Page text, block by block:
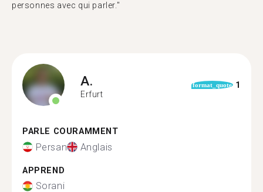
personnes avec qui parler."
A.
Erfurt
format_quote 1
PARLE COURAMMENT
Persan Anglais
APPREND
Sorani